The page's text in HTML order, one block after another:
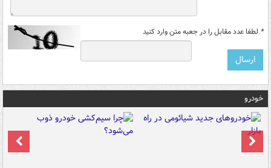
* لطفا عدد مقابل را در جعبه متن وارد کنید
خودرو